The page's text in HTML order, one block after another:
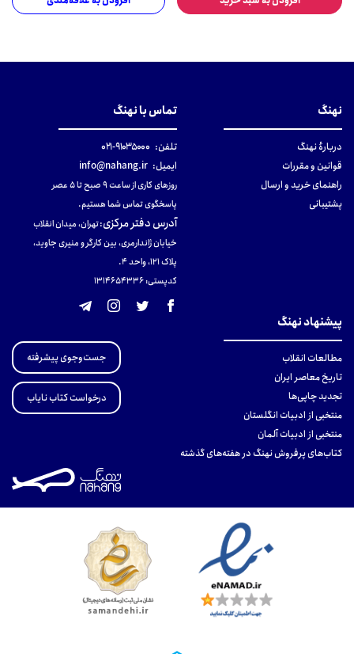
نهنگ
دربارهٔ نهنگ
قوانین و مقررات
راهنمای خرید و ارسال
پشتیبانی
تماس با نهنگ
تلفن: ۹۱۰۳۵۰۰۰-۰۲۱
ایمیل: info@nahang.ir
روزهای کاری از ساعت ۹ صبح تا ۵ عصر
پاسخگوی تماس شما هستیم.
آدرس دفتر مرکزی:تهران، میدان انقلاب
خیابان ژاندارمری، بین کارگر و منیری جاوید،
پلاک 121، واحد ۴.
کدپستی: 131465433۶
پیشنهاد نهنگ
مطالعات انقلاب
تاریخ معاصر ایران
تجدید چاپی‌ها
منتخبی از ادبیات انگلستان
منتخبی از ادبیات آلمان
کتاب‌های پرفروش نهنگ در هفته‌های گذشته
جست‌وجوی پیشرفته
درخواست کتاب نایاب